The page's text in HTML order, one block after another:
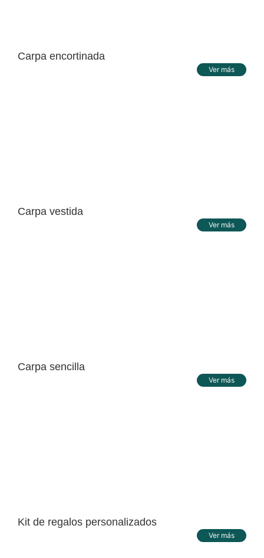
Carpa encortinada
Ver más
Carpa vestida
Ver más
Carpa sencilla
Ver más
Kit de regalos personalizados
Ver más